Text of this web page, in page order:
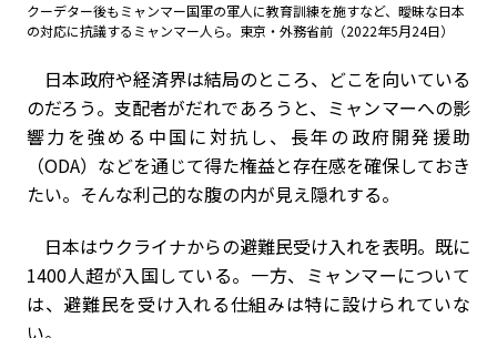
クーデター後もミャンマー国軍の軍人に教育訓練を施すなど、曖昧な日本
の対応に抗議するミャンマー人ら。東京・外務省前（2022年5月24日）
日本政府や経済界は結局のところ、どこを向いている
のだろう。支配者がだれであろうと、ミャンマーへの影
響力を強める中国に対抗し、長年の政府開発援助
（ODA）などを通じて得た権益と存在感を確保しておき
たい。そんな利己的な腹の内が見え隠れする。
日本はウクライナからの避難民受け入れを表明。既に
1400人超が入国している。一方、ミャンマーについて
は、避難民を受け入れる仕組みは特に設けられていな
い。